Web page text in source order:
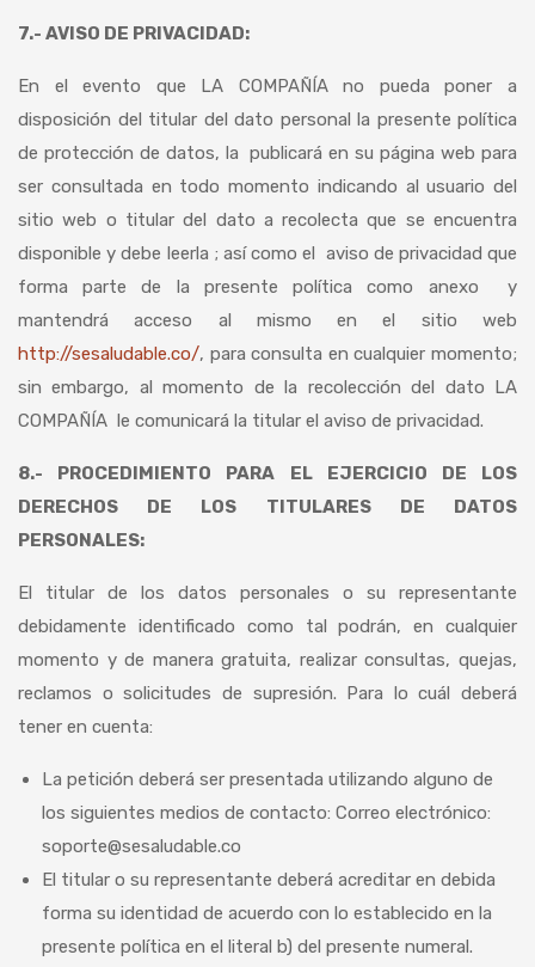
7.- AVISO DE PRIVACIDAD:
En el evento que LA COMPAÑÍA no pueda poner a
disposición del titular del dato personal la presente política
de protección de datos, la publicará en su página web para
ser consultada en todo momento indicando al usuario del
sitio web o titular del dato a recolecta que se encuentra
disponible y debe leerla ; así como el aviso de privacidad que
forma parte de la presente política como anexo y
mantendrá acceso al mismo en el sitio web
http://sesaludable.co/, para consulta en cualquier momento;
sin embargo, al momento de la recolección del dato LA
COMPAÑÍA le comunicará la titular el aviso de privacidad.
8.- PROCEDIMIENTO PARA EL EJERCICIO DE LOS
DERECHOS DE LOS TITULARES DE DATOS
PERSONALES:
El titular de los datos personales o su representante
debidamente identificado como tal podrán, en cualquier
momento y de manera gratuita, realizar consultas, quejas,
reclamos o solicitudes de supresión. Para lo cuál deberá
tener en cuenta:
La petición deberá ser presentada utilizando alguno de
los siguientes medios de contacto: Correo electrónico:
soporte@sesaludable.co
El titular o su representante deberá acreditar en debida
forma su identidad de acuerdo con lo establecido en la
presente política en el literal b) del presente numeral.